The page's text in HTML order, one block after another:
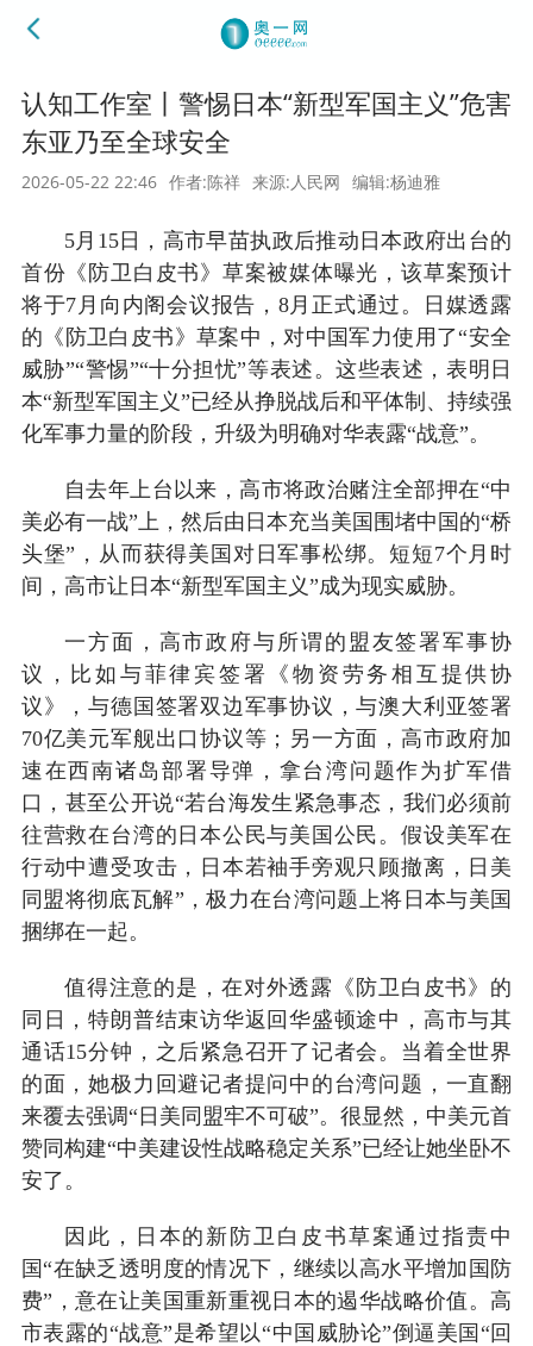
认知工作室丨警惕日本“新型军国主义”危害
东亚乃至全球安全
2026-05-22 22:46 作者:陈祥 来源:人民网 编辑:杨迪雅
5月15日，高市早苗执政后推动日本政府出台的
首份《防卫白皮书》草案被媒体曝光，该草案预计
将于7月向内阁会议报告，8月正式通过。日媒透露
的《防卫白皮书》草案中，对中国军力使用了“安全
威胁”“警惕”“十分担忧”等表述。这些表述，表明日
本“新型军国主义”已经从挣脱战后和平体制、持续强
化军事力量的阶段，升级为明确对华表露“战意”。
自去年上台以来，高市将政治赌注全部押在“中
美必有一战”上，然后由日本充当美国围堵中国的“桥
头堡”，从而获得美国对日军事松绑。短短7个月时
间，高市让日本“新型军国主义”成为现实威胁。
一方面，高市政府与所谓的盟友签署军事协
议，比如与菲律宾签署《物资劳务相互提供协
议》，与德国签署双边军事协议，与澳大利亚签署
70亿美元军舰出口协议等；另一方面，高市政府加
速在西南诸岛部署导弹，拿台湾问题作为扩军借
口，甚至公开说“若台海发生紧急事态，我们必须前
往营救在台湾的日本公民与美国公民。假设美军在
行动中遭受攻击，日本若袖手旁观只顾撤离，日美
同盟将彻底瓦解”，极力在台湾问题上将日本与美国
捆绑在一起。
值得注意的是，在对外透露《防卫白皮书》的
同日，特朗普结束访华返回华盛顿途中，高市与其
通话15分钟，之后紧急召开了记者会。当着全世界
的面，她极力回避记者提问中的台湾问题，一直翻
来覆去强调“日美同盟牢不可破”。很显然，中美元首
赞同构建“中美建设性战略稳定关系”已经让她坐卧不
安了。
因此，日本的新防卫白皮书草案通过指责中
国“在缺乏透明度的情况下，继续以高水平增加国防
费”，意在让美国重新重视日本的遏华战略价值。高
市表露的“战意”是希望以“中国威胁论”倒逼美国“回